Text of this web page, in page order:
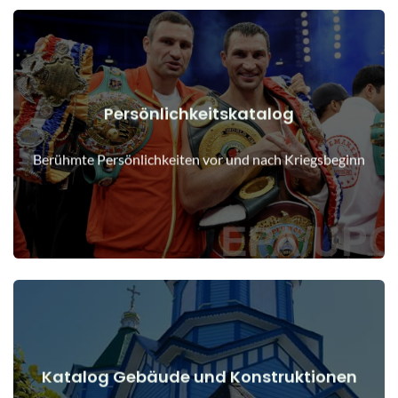
Persönlichkeitskatalog
Berühmte Persönlichkeiten vor und nach Kriegsbeginn
Menschen vor und nach Kriegsbeginn
Details anzeigen
Katalog Gebäude und Konstruktionen
Details anzeigen